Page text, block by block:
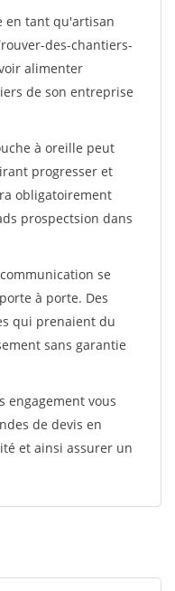
en tant qu'artisan
des-chantiers-
alimenter
de son entreprise
à oreille peut
progresser et
obligatoirement
prospectsion dans
se
à porte. Des
qui prenaient du
sans garantie
engagement vous
de devis en
et ainsi assurer un